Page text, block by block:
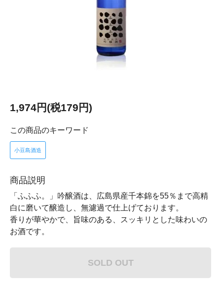
1,974円(税179円)
この商品のキーワード
小豆島酒造
商品説明
「ふふふ。」吟醸酒は、広島県産千本錦を55％まで高精
白に磨いて醸造し、無濾過で仕上げております。
香りが華やかで、旨味のある、スッキリとした味わいの
お酒です。
SOLD OUT